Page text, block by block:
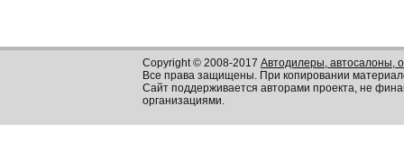
Copyright © 2008-2017 Автодилеры, автосалоны,
Все права защищены. При копировании
Сайт поддерживается авторами проекта, не
организациями.